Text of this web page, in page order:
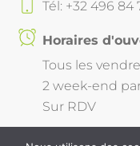
Tél: +32 496 84
Horaires
Tous les
2 week-end
Sur RDV